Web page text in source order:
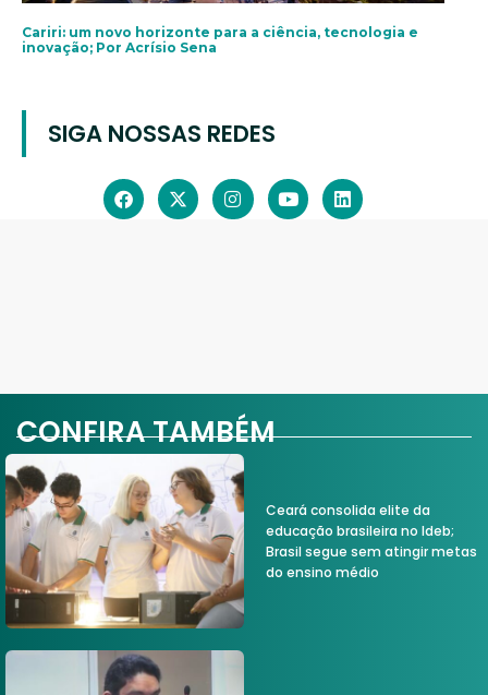
Cariri: um novo horizonte para a ciência, tecnologia e
inovação; Por Acrísio Sena
SIGA NOSSAS REDES
CONFIRA TAMBÉM
Ceará consolida elite da
educação brasileira no Ideb;
Brasil segue sem atingir metas
do ensino médio